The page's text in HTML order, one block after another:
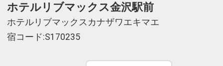
ホテルリブマックス金沢駅前
ホテルリブマックスカナザワエキマエ
宿コード:S170235